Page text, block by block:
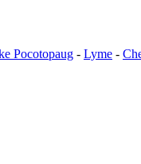
Pocotopaug - Lyme -